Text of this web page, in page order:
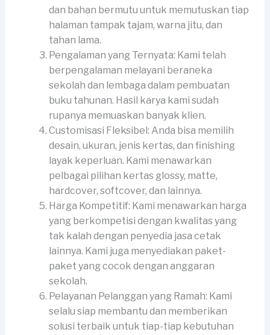
dan bahan bermutu untuk memutuskan tiap
halaman tampak tajam, warna jitu, dan
tahan lama.
Pengalaman yang Ternyata: Kami telah
berpengalaman melayani beraneka
sekolah dan lembaga dalam pembuatan
buku tahunan. Hasil karya kami sudah
rupanya memuaskan banyak klien.
Customisasi Fleksibel: Anda bisa memilih
desain, ukuran, jenis kertas, dan finishing
layak keperluan. Kami menawarkan
pelbagai pilihan kertas glossy, matte,
hardcover, softcover, dan lainnya.
Harga Kompetitif: Kami menawarkan harga
yang berkompetisi dengan kwalitas yang
tak kalah dengan penyedia jasa cetak
lainnya. Kami juga menyediakan paket-
paket yang cocok dengan anggaran
sekolah.
Pelayanan Pelanggan yang Ramah: Kami
selalu siap membantu dan memberikan
solusi terbaik untuk tiap-tiap kebutuhan